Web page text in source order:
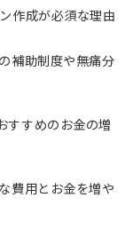
作成が必須な理由
補助制度や無痛分
すすめのお金の増
費用とお金を増や